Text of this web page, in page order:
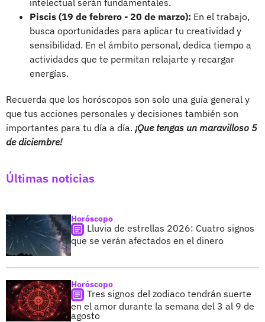
Piscis (19 de febrero - 20 de marzo): En el trabajo,
busca oportunidades para aplicar tu creatividad y
sensibilidad. En el ámbito personal, dedica tiempo a
actividades que te permitan relajarte y recargar
energías.
Recuerda que los horóscopos son solo una guía general y
que tus acciones personales y decisiones también son
importantes para tu día a día. ¡Que tengas un maravilloso 5
de diciembre!
Últimas noticias
Horóscopo
Lluvia de estrellas 2026: Cuatro signos
que se verán afectados en el dinero
Horóscopo
Tres signos del zodiaco tendrán suerte
en el amor durante la semana del 3 al 9 de
agosto